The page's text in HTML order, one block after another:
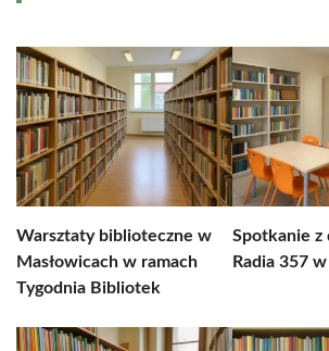
Warsztaty biblioteczne w
Masłowicach w ramach
Tygodnia Bibliotek
Spotkanie z
Radia 357